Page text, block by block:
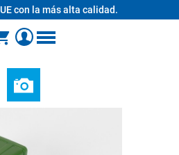
con la más alta calidad.